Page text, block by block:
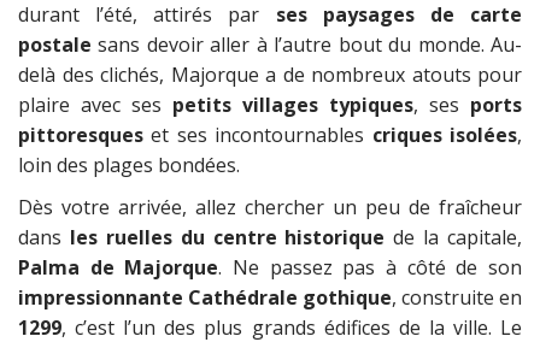
durant l’été, attirés par ses paysages de carte
postalesans devoir aller à l’autre bout du monde. Au-
delà des clichés, Majorque a de nombreux atouts pour
plaire avec ses petits villages typiques, ses ports
pittoresques et ses incontournables criques isolées,
loin des plages bondées.
Dès votre arrivée, allez chercher un peu de fraîcheur
dans les ruelles du centre historique de la capitale,
Palma de Majorque. Ne passez pas à côté de son
impressionnante Cathédrale gothique, construite en
1299, c’est l’un des plus grands édifices de la ville. Le